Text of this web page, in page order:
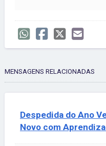
MENSAGENS RELACIONADAS
Despedida do Ano
Novo com